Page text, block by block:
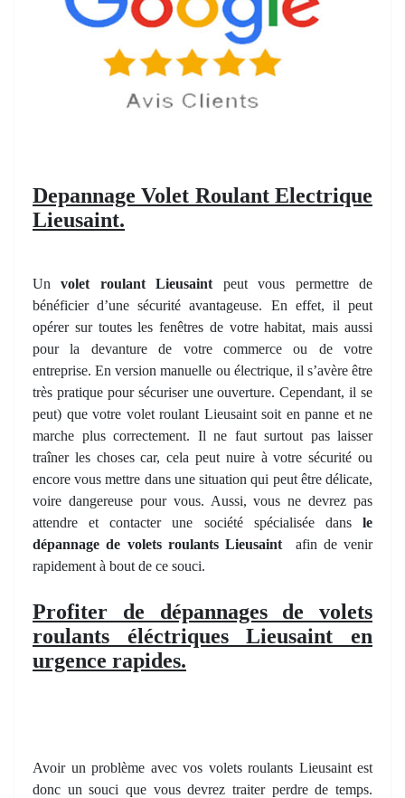
Depannage Volet Roulant Electrique
Lieusaint.
Unvolet roulant Lieusaint peut vous permettre de
bénéficier d’une sécurité avantageuse. En effet, il peut
opérer sur toutes les fenêtres de votre habitat, mais aussi
pour la devanture de votre commerce ou de votre
entreprise. En version manuelle ou électrique, il s’avère être
très pratique pour sécuriser une ouverture. Cependant, il se
peut) que votre volet roulant Lieusaint soit en panne et ne
marche plus correctement. Il ne faut surtout pas laisser
traîner les choses car, cela peut nuire à votre sécurité ou
encore vous mettre dans une situation qui peut être délicate,
voire dangereuse pour vous. Aussi, vous ne devrez pas
attendre et contacter une société spécialisée dans le
dépannage de volets roulants Lieusaint
afin de venir
rapidement à bout de ce souci.
Profiter de dépannages de volets
roulants éléctriques Lieusaint en
urgence rapides.
Avoir un problème avec vos volets roulants Lieusaint est
donc un souci que vous devrez traiter perdre de temps.